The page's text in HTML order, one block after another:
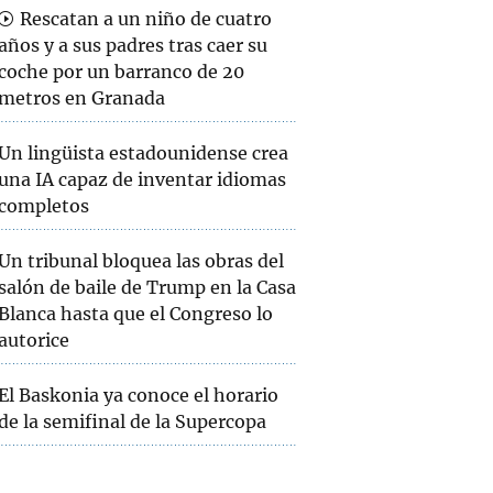
Rescatan a un niño de cuatro
y a sus padres tras caer su
por un barranco de 20
en Granada
lingüista estadounidense crea
IA capaz de inventar idiomas
tribunal bloquea las obras del
de baile de Trump en la Casa
hasta que el Congreso lo
Baskonia ya conoce el horario
la semifinal de la Supercopa